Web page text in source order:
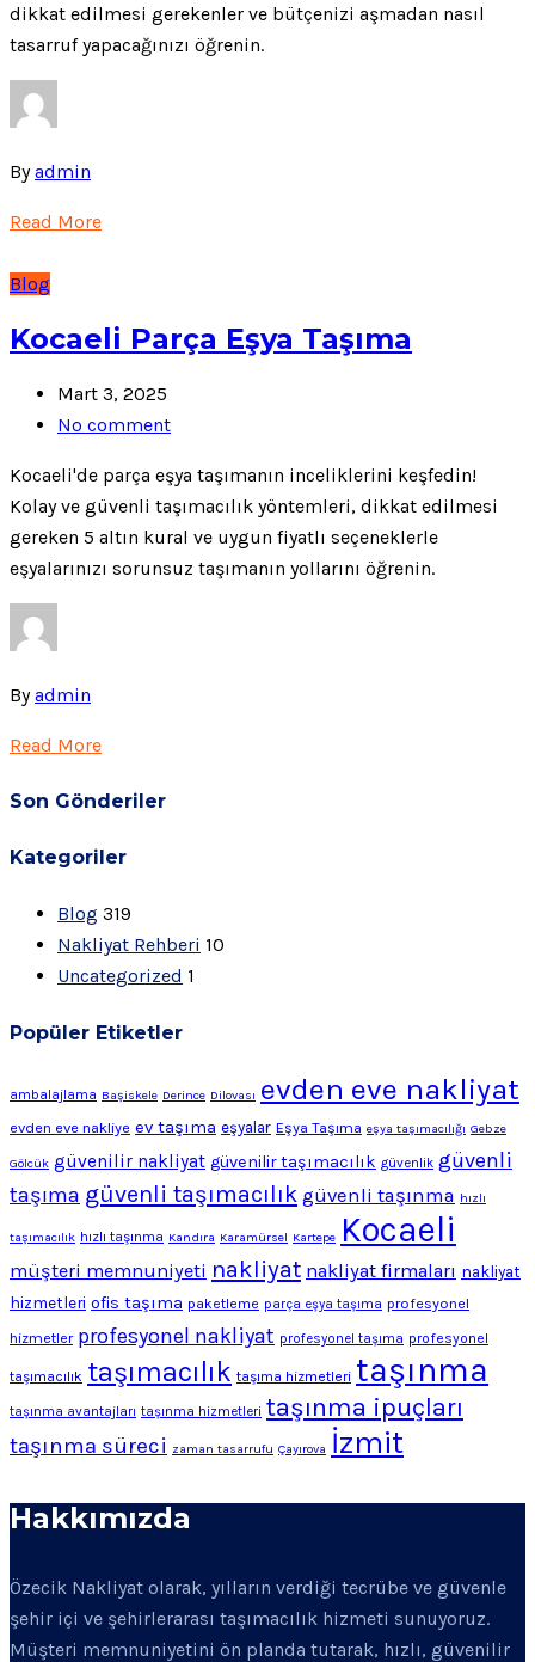
dikkat edilmesi gerekenler ve bütçenizi aşmadan nasıl
tasarruf yapacağınızı öğrenin.
Byadmin
Read More
Blog
Kocaeli Parça Eşya Taşıma
Mart 3, 2025
No comment
Kocaeli'de parça eşya taşımanın inceliklerini keşfedin!
Kolay ve güvenli taşımacılık yöntemleri, dikkat edilmesi
gereken 5 altın kural ve uygun fiyatlı seçeneklerle
eşyalarınızı sorunsuz taşımanın yollarını öğrenin.
Byadmin
Read More
Son Gönderiler
Kategoriler
Blog 319
Nakliyat Rehberi 10
Uncategorized 1
Popüler Etiketler
ambalajlama Başiskele Derince Dilovası evden eve nakliyat
evden eve nakliye ev taşıma eşyalar Eşya Taşıma eşya taşımacılığı Gebze
Gölcük güvenilir nakliyat güvenilir taşımacılık güvenlik güvenli
taşıma güvenli taşımacılık güvenli taşınma hızlı
taşımacılık hızlı taşınma Kandıra Karamürsel Kartepe Kocaeli
müşteri memnuniyeti nakliyat nakliyat firmaları nakliyat
hizmetleri ofis taşıma paketleme parça eşya taşıma profesyonel
hizmetler profesyonel nakliyat profesyonel taşıma profesyonel
taşımacılık taşımacılık taşıma hizmetleri taşınma
taşınma avantajları taşınma hizmetleri taşınma ipuçları
taşınma süreci zaman tasarrufu Çayırova İzmit
Hakkımızda
Özecik Nakliyat olarak, yılların verdiği tecrübe ve güvenle
şehir içi ve şehirlerarası taşımacılık hizmeti sunuyoruz.
Müşteri memnuniyetini ön planda tutarak, hızlı, güvenilir